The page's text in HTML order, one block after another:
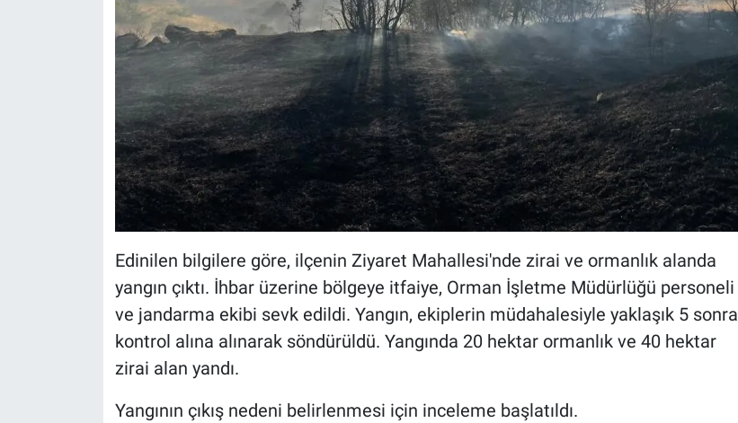
Edinilen bilgilere göre, ilçenin Ziyaret Mahallesi'nde zirai ve ormanlık alanda
yangın çıktı. İhbar üzerine bölgeye itfaiye, Orman İşletme Müdürlüğü personeli
ve jandarma ekibi sevk edildi. Yangın, ekiplerin müdahalesiyle yaklaşık 5 sonra
kontrol alına alınarak söndürüldü. Yangında 20 hektar ormanlık ve 40 hektar
zirai alan yandı.
Yangının çıkış nedeni belirlenmesi için inceleme başlatıldı.